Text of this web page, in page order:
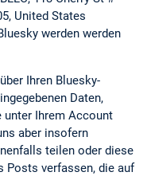
United States
werden werden
Ihren Bluesky-
Daten,
unter Ihrem Account
aber insofern
teilen oder diese
Posts verfassen, die auf